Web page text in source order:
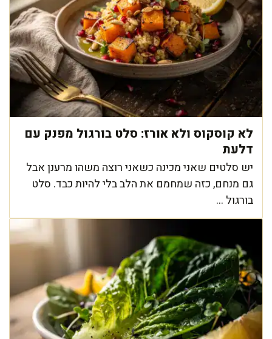
לא קוסקוס ולא אורז: סלט בורגול מפנק עם
דלעת
יש סלטים שאני מכינה כשאני רוצה משהו מרענן אבל
גם מנחם, כזה שמחמם את הלב בלי להיות כבד. סלט
בורגול ...